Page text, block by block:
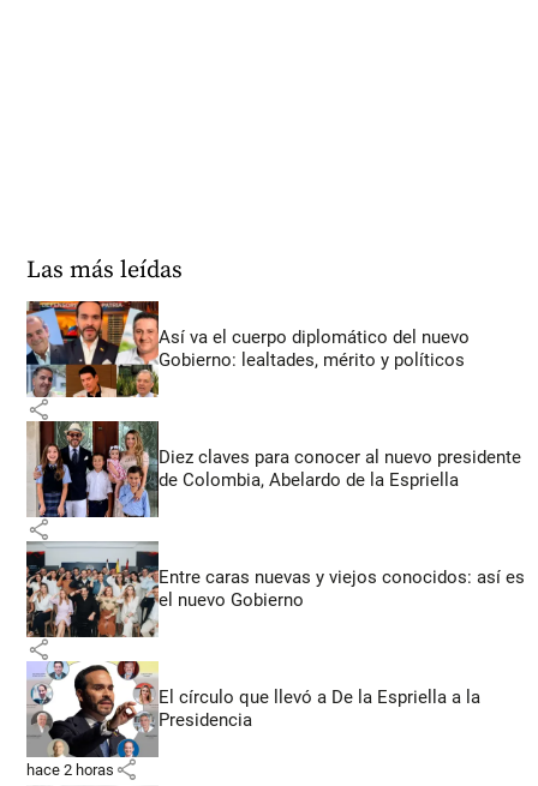
Las más leídas
Así va el cuerpo diplomático del nuevo
Gobierno: lealtades, mérito y políticos
share
Diez claves para conocer al nuevo presidente
de Colombia, Abelardo de la Espriella
share
Entre caras nuevas y viejos conocidos: así es
el nuevo Gobierno
share
El círculo que llevó a De la Espriella a la
Presidencia
hace 2 horas share